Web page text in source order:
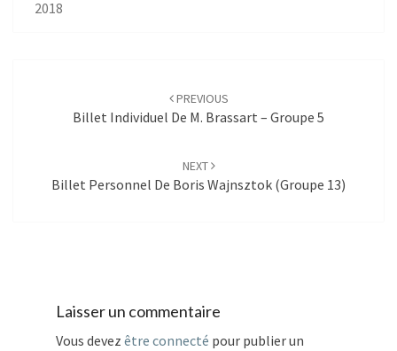
2018
PREVIOUS
Billet Individuel De M. Brassart – Groupe 5
NEXT
Billet Personnel De Boris Wajnsztok (Groupe 13)
Laisser un commentaire
Vous devez être connecté pour publier un